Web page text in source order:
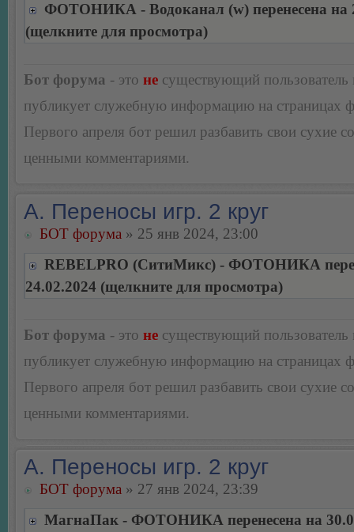
ФОТОНИКА - Водоканал (w) перенесена на
(щелкните для просмотра)
Бот форума - это не существующий пользователь
публикует служебную информацию на страницах
Первого апреля бот решил разбавить свои сухие
ценными комментариями.
А. Переносы игр. 2 круг
БОТ форума » 25 янв 2024, 23:00
REBELPRO (СитиМикс) - ФОТОНИКА
24.02.2024 (щелкните для просмотра)
Бот форума - это не существующий пользователь
публикует служебную информацию на страницах
Первого апреля бот решил разбавить свои сухие
ценными комментариями.
А. Переносы игр. 2 круг
БОТ форума » 27 янв 2024, 23:39
МагнаПак - ФОТОНИКА перенесена на